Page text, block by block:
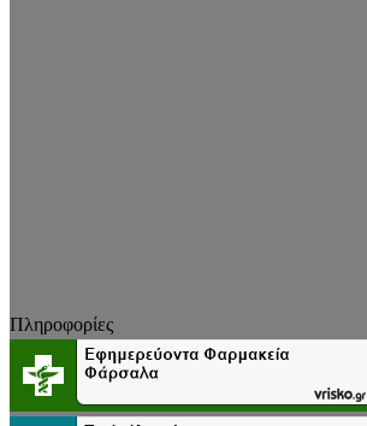
Πληροφορίες